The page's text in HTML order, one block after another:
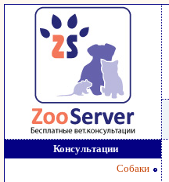
Консультации
Собаки